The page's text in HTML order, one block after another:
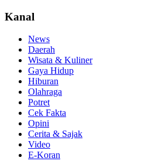
Kanal
News
Daerah
Wisata & Kuliner
Gaya Hidup
Hiburan
Olahraga
Potret
Cek Fakta
Opini
Cerita & Sajak
Video
E-Koran